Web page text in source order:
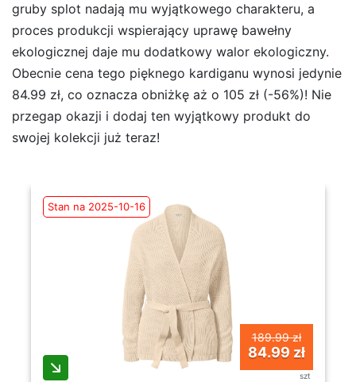
gruby splot nadają mu wyjątkowego charakteru, a
proces produkcji wspierający uprawę bawełny
ekologicznej daje mu dodatkowy walor ekologiczny.
Obecnie cena tego pięknego kardiganu wynosi jedynie
84.99 zł, co oznacza obniżkę aż o 105 zł (-56%)! Nie
przegap okazji i dodaj ten wyjątkowy produkt do
swojej kolekcji już teraz!
Stan na 2025-10-16
189.99 zł
84.99 zł
szt